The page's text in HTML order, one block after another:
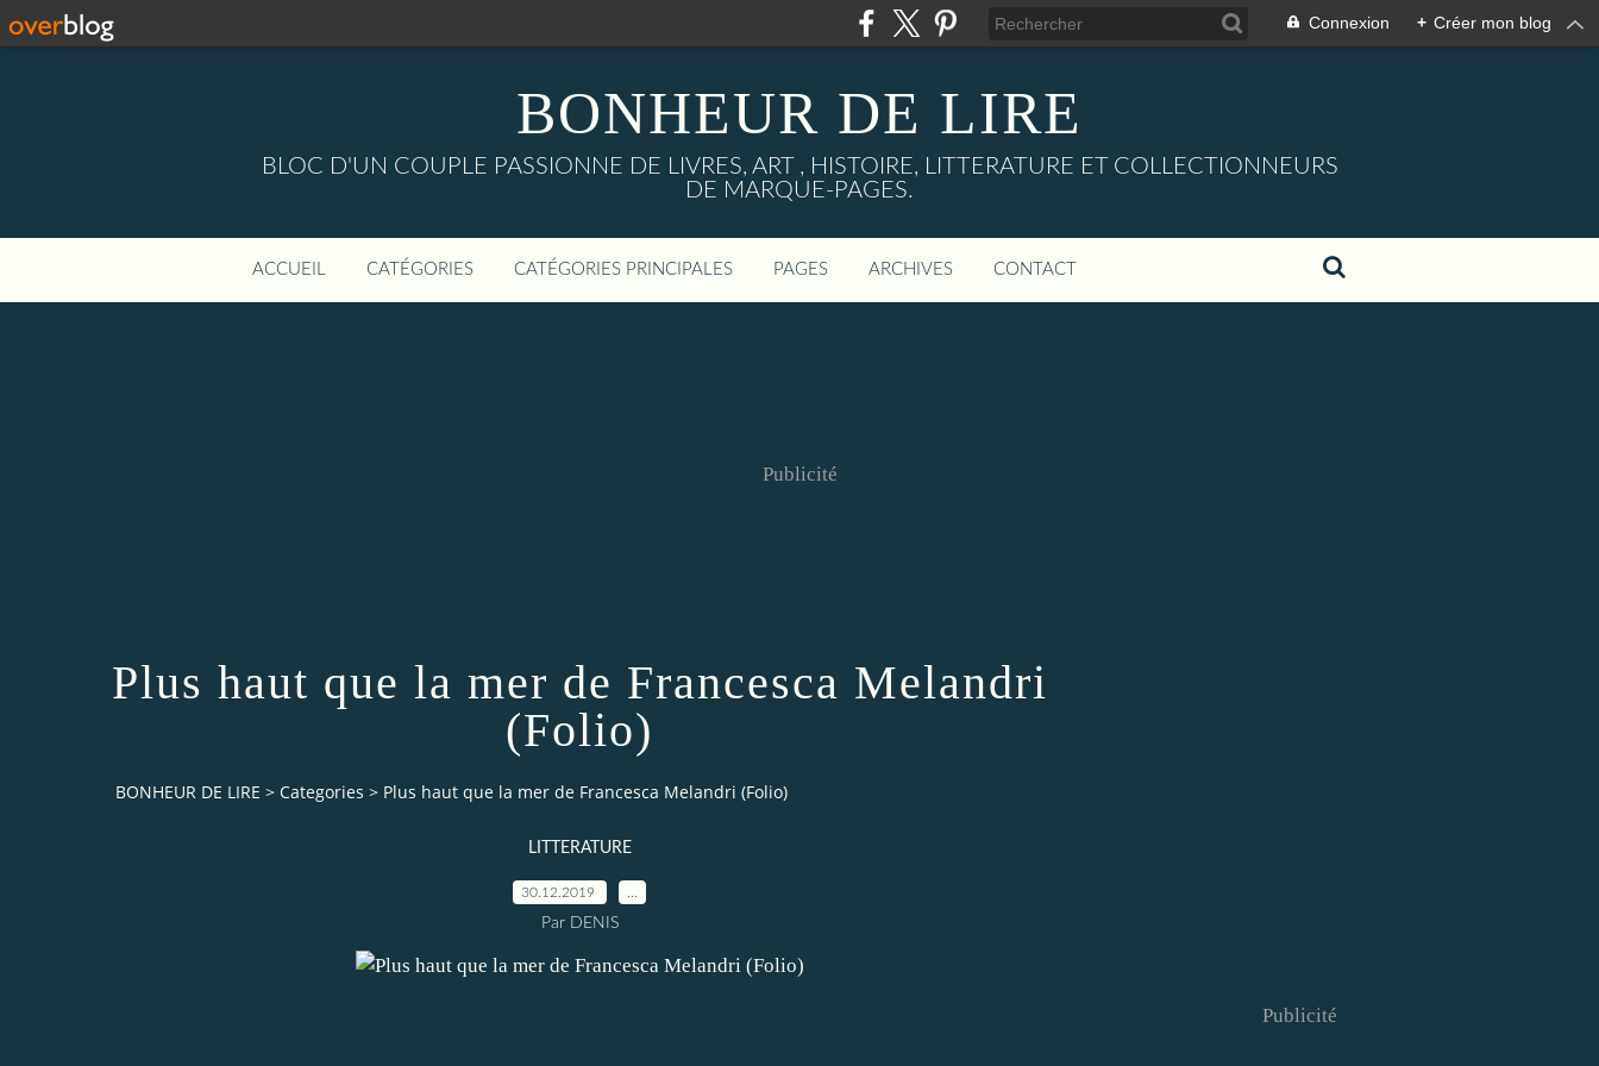
Connexion + Créer mon blog
BONHEUR DE LIRE
BLOC D'UN COUPLE PASSIONNE DE LIVRES, ART , HISTOIRE, LITTERATURE ET COLLECTIONNEURS
DE MARQUE-PAGES.
ACCUEIL CATÉGORIES CATÉGORIES PRINCIPALES PAGES ARCHIVES CONTACT
Publicité
Plus haut que la mer de Francesca Melandri
(Folio)
BONHEUR DE LIRE > Categories > Plus haut que la mer de Francesca Melandri (Folio)
LITTERATURE
30.12.2019
Par DENIS
Publicité